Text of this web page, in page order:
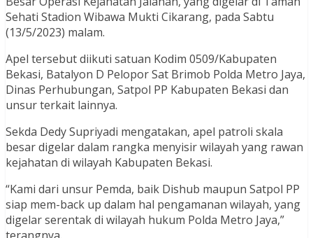
Sehati Stadion Wibawa Mukti Cikarang, pada Sabtu
(13/5/2023) malam.
Apel tersebut diikuti satuan Kodim 0509/Kabupaten
Bekasi, Batalyon D Pelopor Sat Brimob Polda Metro Jaya,
Dinas Perhubungan, Satpol PP Kabupaten Bekasi dan
unsur terkait lainnya.
Sekda Dedy Supriyadi mengatakan, apel patroli skala
besar digelar dalam rangka menyisir wilayah yang rawan
kejahatan di wilayah Kabupaten Bekasi.
“Kami dari unsur Pemda, baik Dishub maupun Satpol PP
siap mem-back up dalam hal pengamanan wilayah, yang
digelar serentak di wilayah hukum Polda Metro Jaya,”